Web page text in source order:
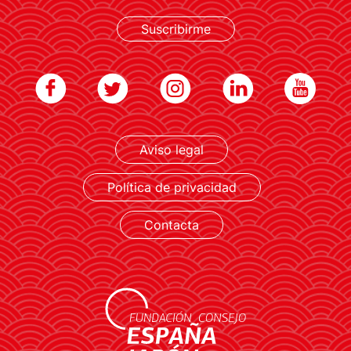
LEER MÁS
Suscribirme
Aviso legal
Política de privacidad
Contacta